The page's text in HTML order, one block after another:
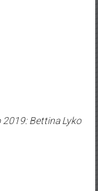
Bettina Lyko